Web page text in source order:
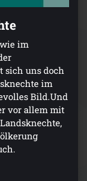
im
sich uns doch
im
Bild.Und
vor allem mit